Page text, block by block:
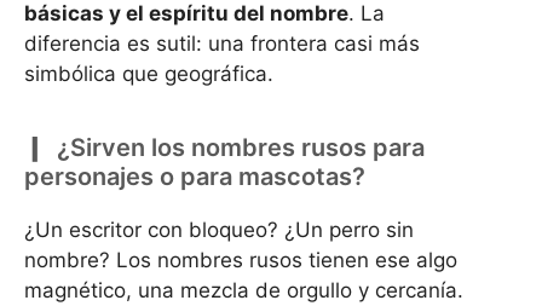
básicas y el espíritu del nombre. La
diferencia es sutil: una frontera casi más
simbólica que geográfica.
¿Sirven los nombres rusos para
personajes o para mascotas?
¿Un escritor con bloqueo? ¿Un perro sin
nombre? Los nombres rusos tienen ese algo
magnético, una mezcla de orgullo y cercanía.